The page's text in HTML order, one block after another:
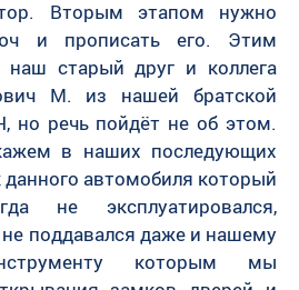
Вторым этапом нужно
и прописать его. Этим
наш старый друг и коллега
М. из нашей братской
но речь пойдёт не об этом.
в наших последующих
автомобиля который
не эксплуатировался,
поддавался даже и нашему
которым мы